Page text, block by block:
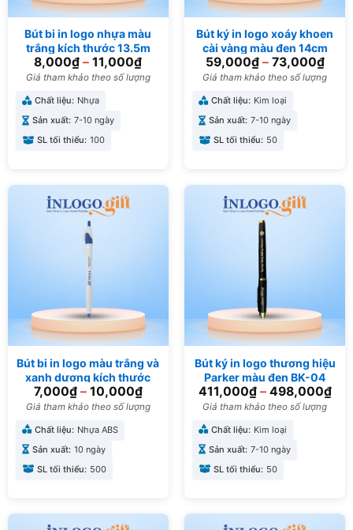
Bút bi in logo nhựa màu
trắng kích thước 13.5m
BB-05
8,000₫ –11,000₫
Giá tham khảo theo số lượng
Chất liệu: Nhựa
Sản xuất: 7-10 ngày
SL tối thiểu: 100
Bút ký in logo xoáy khoen
cài vàng màu đen 14cm
BK-01
59,000₫– 73,000₫
Giá tham khảo theo số lượng
Chất liệu: Kim loại
Sản xuất: 7-10 ngày
SL tối thiểu: 50
Bút bi in logo màu trắng và
xanh dương kích thước
14.5cm BB-02
7,000₫– 10,000₫
Giá tham khảo theo số lượng
Chất liệu: Nhựa ABS
Sản xuất: 10 ngày
SL tối thiểu: 500
Bút ký in logo thương hiệu
Parker màu đen BK-04
411,000₫– 498,000₫
Giá tham khảo theo số lượng
Chất liệu: Kim loại
Sản xuất: 7-10 ngày
SL tối thiểu: 50